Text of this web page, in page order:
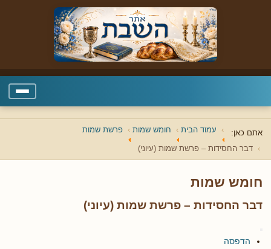
אתם כאן: עמוד הבית חומש שמות פרשת שמות
דבר החסידות – פרשת שמות (עיוני)
חומש שמות
דבר החסידות – פרשת שמות (עיוני)
הדפסה